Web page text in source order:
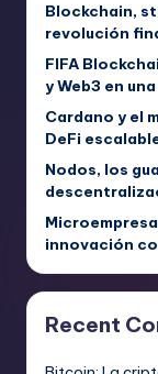
Blockchain,
revolución
FIFA
y Web3 en
Cardano y el
DeFi
Nodos, los
innovación
Recent